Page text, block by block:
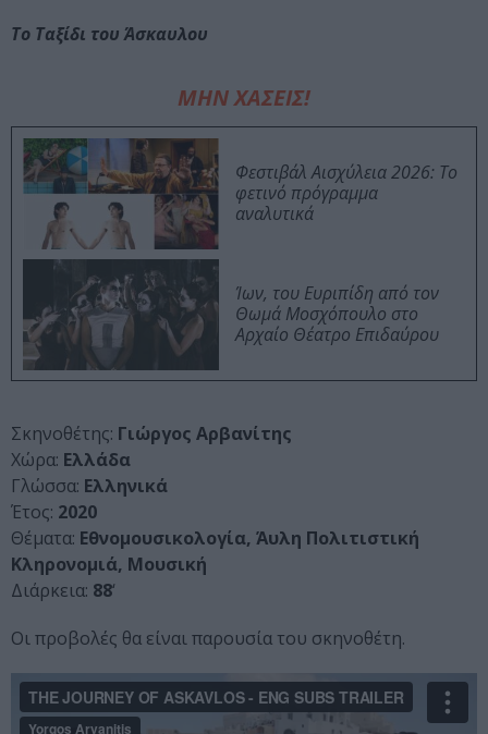
Το Ταξίδι του Άσκαυλου
ΜΗΝ ΧΑΣΕΙΣ!
Φεστιβάλ Αισχύλεια 2026: Το
φετινό πρόγραμμα
αναλυτικά
Ίων, του Ευριπίδη από τον
Θωμά Μοσχόπουλο στο
Αρχαίο Θέατρο Επιδαύρου
Σκηνοθέτης: Γιώργος Αρβανίτης
Χώρα: Ελλάδα
Γλώσσα: Ελληνικά
Έτος: 2020
Θέματα: Εθνομουσικολογία, Άυλη Πολιτιστική
Κληρονομιά, Μουσική
Διάρκεια: 88‘
Οι προβολές θα είναι παρουσία του σκηνοθέτη.